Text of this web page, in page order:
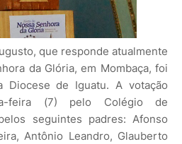
que responde atualmente
da Glória, em Mombaça, foi
Diocese de Iguatu. A votação
feira (7) pelo Colégio de
seguintes padres: Afonso
Antônio Leandro, Glauberto